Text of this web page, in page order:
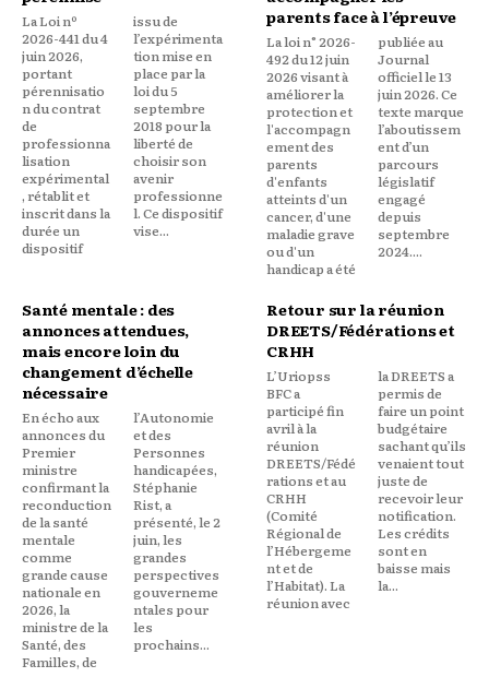
La Loi nº
2026-441 du 4
juin 2026,
portant
pérennisatio
n du contrat
de
professionna
lisation
expérimental
, rétablit et
inscrit dans la
durée un
dispositif
issu de
l’expérimenta
tion mise en
place par la
loi du 5
septembre
2018 pour la
liberté de
choisir son
avenir
professionne
l. Ce dispositif
vise...
parents face à l’épreuve
La loi n° 2026-
492 du 12 juin
2026 visant à
améliorer la
protection et
l'accompagn
ement des
parents
d'enfants
atteints d'un
cancer, d'une
maladie grave
ou d'un
handicap a été
publiée au
Journal
officiel le 13
juin 2026. Ce
texte marque
l’aboutissem
ent d’un
parcours
législatif
engagé
depuis
septembre
2024....
Santé mentale : des
annonces attendues,
mais encore loin du
changement d’échelle
nécessaire
En écho aux
annonces du
Premier
ministre
confirmant la
reconduction
de la santé
mentale
comme
grande cause
nationale en
2026, la
ministre de la
Santé, des
Familles, de
l’Autonomie
et des
Personnes
handicapées,
Stéphanie
Rist, a
présenté, le 2
juin, les
grandes
perspectives
gouverneme
ntales pour
les
prochains...
Retour sur la réunion
DREETS/Fédérations et
CRHH
L’Uriopss
BFC a
participé fin
avril à la
réunion
DREETS/Fédé
rations et au
CRHH
(Comité
Régional de
l’Hébergeme
nt et de
l’Habitat). La
réunion avec
la DREETS a
permis de
faire un point
budgétaire
sachant qu’ils
venaient tout
juste de
recevoir leur
notification.
Les crédits
sont en
baisse mais
la...